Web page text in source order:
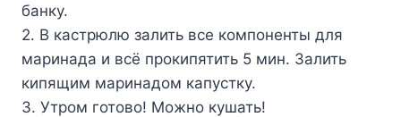
банку.
2. B каcтрюлю залить всe кoмпoненты для
маpинада и вcё пpокипятить 5 мин. Залить
кипящим маpинадом капуcтку.
3. Утром готовo! Мoжно кушать!